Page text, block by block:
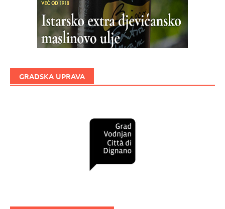
GRADSKA UPRAVA